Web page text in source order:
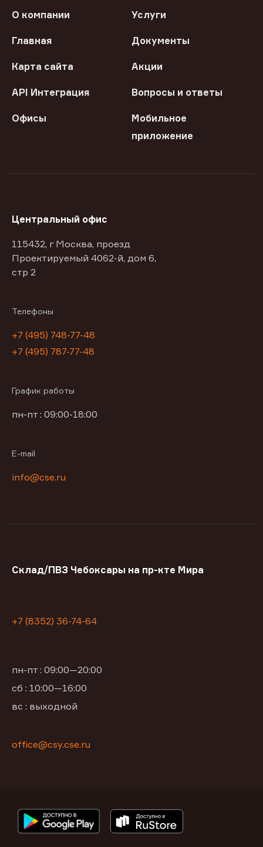
О компании Услуги
Главная Документы
Карта сайта Акции
API Интеграция Вопросы и ответы
Офисы
Мобильное
приложение
Центральный офис
115432, г Москва, проезд
Проектируемый 4062-й, дом 6,
стр 2
Телефоны
+7 (495) 748-77-48
+7 (495) 787-77-48
График работы
пн-пт : 09:00-18:00
E-mail
info@cse.ru
Склад/ПВЗ Чебоксары на пр-кте Мира
+7 (8352) 36-74-64
пн-пт : 09:00—20:00
сб : 10:00—16:00
вс : выходной
office@csy.cse.ru